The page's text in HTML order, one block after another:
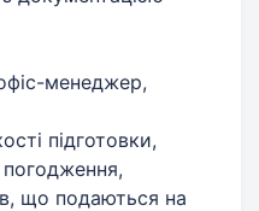
менеджер,
підготовки,
погодження,
що подаються на